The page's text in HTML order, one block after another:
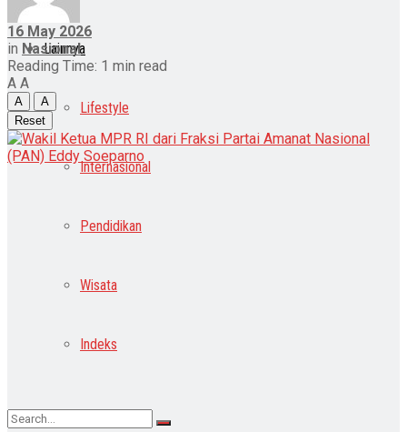
Lainnya
Lifestyle
Internasional
Pendidikan
Wisata
Indeks
16 May 2026
in Nasional
Reading Time: 1 min read
A A
A
A
Reset